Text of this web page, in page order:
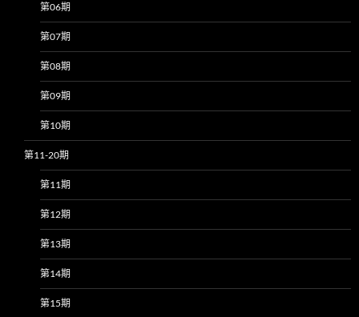
第06期
第07期
第08期
第09期
第10期
第11-20期
第11期
第12期
第13期
第14期
第15期